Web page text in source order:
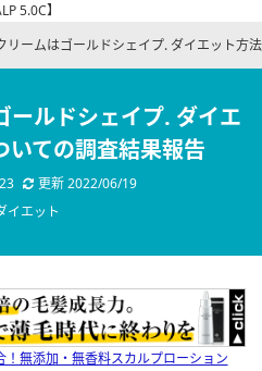
5.0C】
リームはゴールドシェイプ. ダイエット方
ールドシェイプ. ダイエ
いての調査結果報告
更新2022/06/19
イエット
無添加・無香料スカルプローション